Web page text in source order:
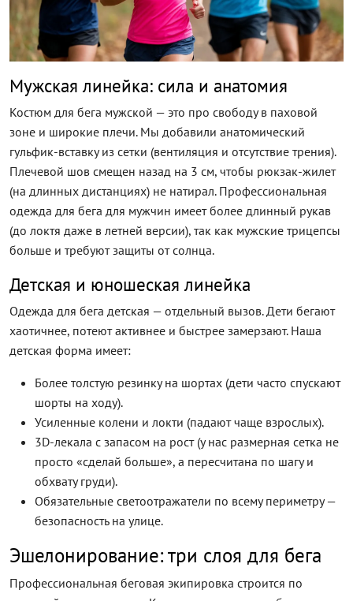
Мужская линейка: сила и анатомия
Костюм для бега мужской — это про свободу в паховой
зоне и широкие плечи. Мы добавили анатомический
гульфик-вставку из сетки (вентиляция и отсутствие трения).
Плечевой шов смещен назад на 3 см, чтобы рюкзак-жилет
(на длинных дистанциях) не натирал. Профессиональная
одежда для бега для мужчин имеет более длинный рукав
(до локтя даже в летней версии), так как мужские трицепсы
больше и требуют защиты от солнца.
Детская и юношеская линейка
Одежда для бега детская — отдельный вызов. Дети бегают
хаотичнее, потеют активнее и быстрее замерзают. Наша
детская форма имеет:
Более толстую резинку на шортах (дети часто спускают
шорты на ходу).
Усиленные колени и локти (падают чаще взрослых).
3D-лекала с запасом на рост (у нас размерная сетка не
просто «сделай больше», а пересчитана по шагу и
обхвату груди).
Обязательные светоотражатели по всему периметру —
безопасность на улице.
Эшелонирование: три слоя для бега
Профессиональная беговая экипировка строится по